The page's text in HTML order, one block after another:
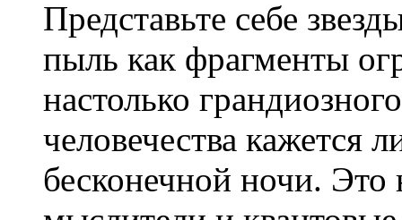
Представьте себе
пыль как фрагменты
настолько
человечества кажется
бесконечной ночи.